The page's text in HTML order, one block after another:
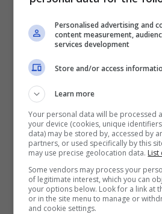
un documento che
persone a mettersi alla
le Forze dell’ordine
veicolo, questo secondo
delegacompleta di
numero di targa dell’auto
in cui la macchina viene
Personalised advertising and
content measurement,
services development
Store and/or access
Learn more
Your personal data will be processed
your device (cookies, unique
data) may be stored by, accessed by
partners, or used specifically by this
may use precise geolocation data. List
Some vendors may process your
of legitimate interest, which you can
your options below. Look for a link at
or in the site menu to manage or
and cookie settings.